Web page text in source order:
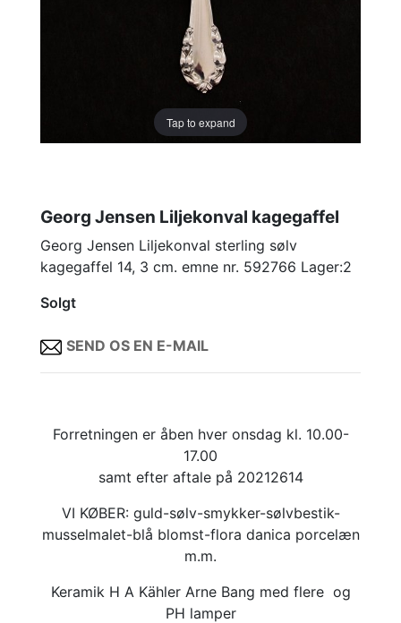
Tap to expand
Georg Jensen Liljekonval kagegaffel
Georg Jensen Liljekonval sterling sølv
kagegaffel 14, 3 cm. emne nr. 592766 Lager:2
Solgt
SEND OS EN E-MAIL
Forretningen er åben hver onsdag kl. 10.00-
17.00
samt efter aftale på 20212614
VI KØBER: guld-sølv-smykker-sølvbestik-
musselmalet-blå blomst-flora danica porcelæn
m.m.
Keramik H A Kähler Arne Bang med flere og
PH lamper